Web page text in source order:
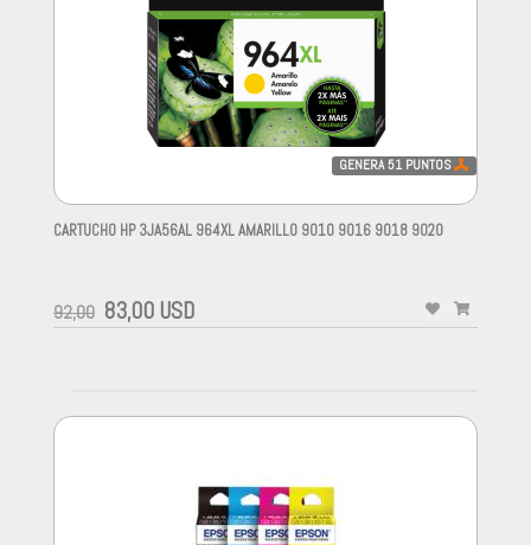
GENERA51 PUNTOS
CARTUCHO HP 3JA56AL 964XL AMARILLO 9010 9016 9018 9020
92,00 83,00 USD